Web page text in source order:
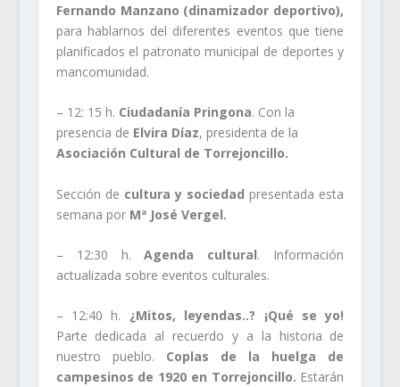
Fernando Manzano (dinamizador deportivo),
para hablarnos del diferentes eventos que tiene
planificados el patronato municipal de deportes y
mancomunidad.
– 12: 15 h. Ciudadanía Pringona. Con la
presencia de Elvira Díaz, presidenta de la
Asociación Cultural de Torrejoncillo.
Sección de cultura y sociedad presentada esta
semana por Mª José Vergel.
– 12:30 h.Agenda cultural. Información
actualizada sobre eventos culturales.
– 12:40 h. ¿Mitos, leyendas..? ¡Qué se yo!
Parte dedicada al recuerdo y a la historia de
nuestro pueblo. Coplas de la huelga de
campesinos de 1920 en Torrejoncillo. Estarán